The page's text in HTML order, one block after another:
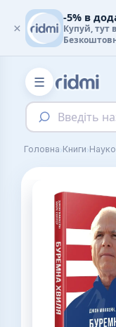
☰
Введіть
Головна›Книги›
×
-5% в
Купуй, тут